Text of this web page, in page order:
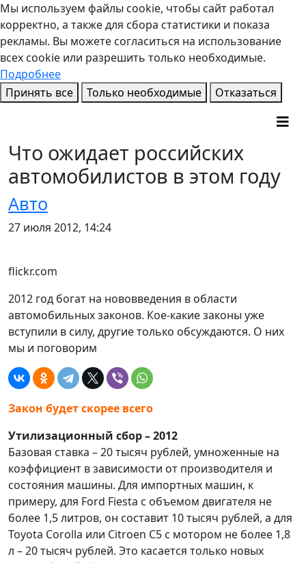
Мы используем файлы cookie, чтобы сайт работал
корректно, а также для сбора статистики и показа
рекламы. Вы можете согласиться на использование
всех cookie или разрешить только необходимые.
Подробнее
Принять все
Только необходимые Отказаться
Что ожидает российских
автомобилистов в этом году
Авто
27 июля 2012, 14:24
flickr.com
2012 год богат на нововведения в области
автомобильных законов. Кое-какие законы уже
вступили в силу, другие только обсуждаются. О них
мы и поговорим
Закон будет скорее всего
Утилизационный сбор – 2012
Базовая ставка – 20 тысяч рублей, умноженные на
коэффициент в зависимости от производителя и
состояния машины. Для импортных машин, к
примеру, для Ford Fiesta с объемом двигателя не
более 1,5 литров, он составит 10 тысяч рублей, а для
Toyota Corolla или Citroen C5 с мотором не более 1,8
л – 20 тысяч рублей. Это касается только новых